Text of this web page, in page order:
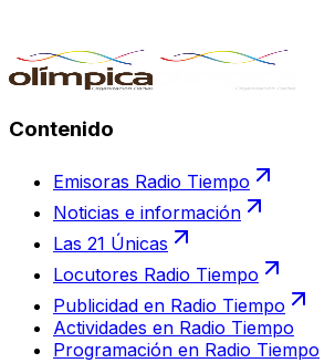
Contenido
Emisoras Radio Tiempo
Noticias e información
Las 21 Únicas
Locutores Radio Tiempo
Publicidad en Radio Tiempo
Actividades en Radio Tiempo
Programación en Radio Tiempo